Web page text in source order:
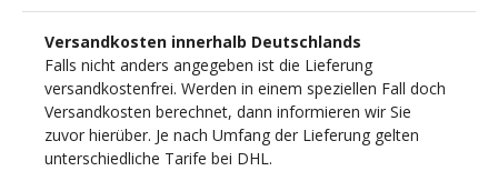
Versandkosten innerhalb Deutschlands
Falls nicht anders angegeben ist die Lieferung
versandkostenfrei. Werden in einem speziellen Fall doch
Versandkosten berechnet, dann informieren wir Sie
zuvor hierüber. Je nach Umfang der Lieferung gelten
unterschiedliche Tarife bei DHL.